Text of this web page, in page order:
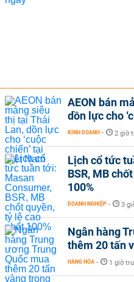
AEON bán
dồn lực cho
KINH DOANH - 2 giờ
Lịch cổ tức
BSR, MB
100%
DOANH NGHIỆP - 3
Ngân hàng
thêm 20 tấn
HÀNG HÓA - 1 giờ